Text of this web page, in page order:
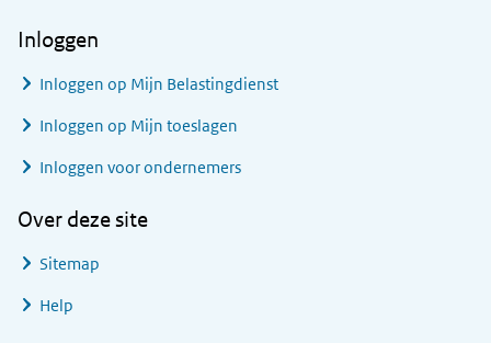
Inloggen
Inloggen op Mijn Belastingdienst
Inloggen op Mijn toeslagen
Inloggen voor ondernemers
Over deze site
Sitemap
Help